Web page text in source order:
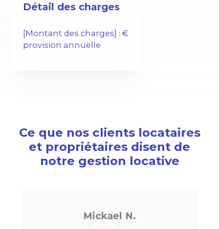
Détail des charges
[Montant des charges] : €
provision annuelle
Ce que nos clients locataires
et propriétaires disent de
notre gestion locative
Mickael N.